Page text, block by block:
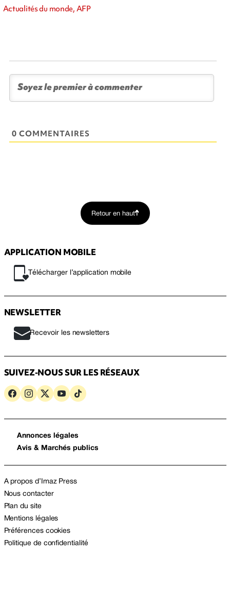
Actualités du monde, AFP
0 COMMENTAIRES
Retour en haut
APPLICATION MOBILE
Télécharger l’application mobile
NEWSLETTER
Recevoir les newsletters
SUIVEZ-NOUS SUR LES RÉSEAUX
Annonces légales
Avis & Marchés publics
A propos d’Imaz Press
Nous contacter
Plan du site
Mentions légales
Préférences cookies
Politique de confidentialité